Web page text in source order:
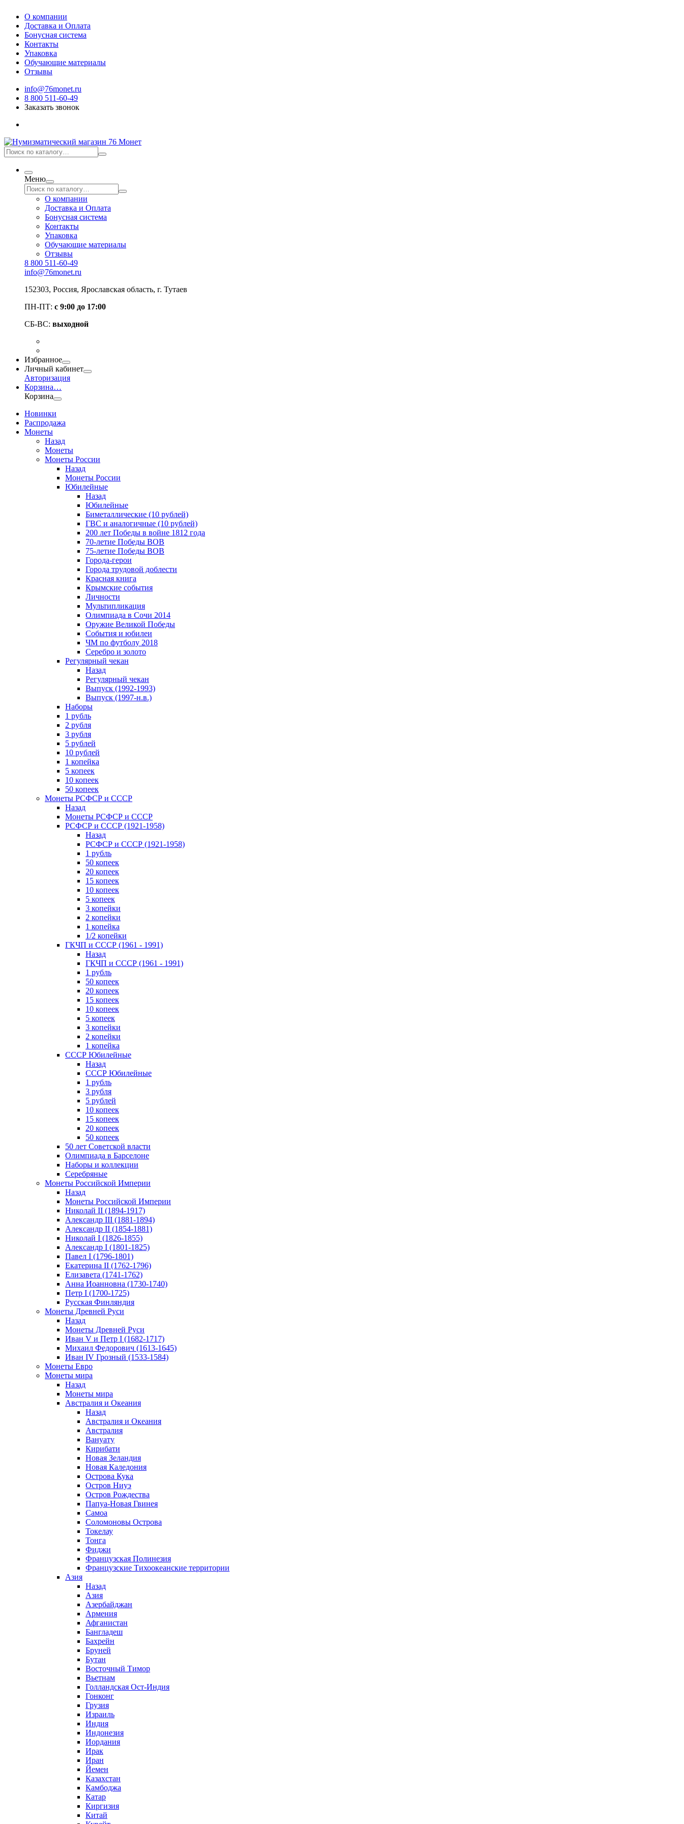
О компании
Доставка и Оплата
Бонусная система
Контакты
Упаковка
Обучающие материалы
Отзывы
info@76monet.ru
8 800 511-60-49
Заказать звонок
Меню
О компании
Доставка и Оплата
Бонусная система
Контакты
Упаковка
Обучающие материалы
Отзывы
8 800 511-60-49
info@76monet.ru
152303, Россия, Ярославская область, г. Тутаев
ПН-ПТ: с 9:00 до 17:00
СБ-ВС: выходной
Избранное
Личный кабинет
Авторизация
Корзина…
Корзина
Новинки
Распродажа
Монеты
Назад
Монеты
Монеты России
Назад
Монеты России
Юбилейные
Назад
Юбилейные
Биметаллические (10 рублей)
ГВС и аналогичные (10 рублей)
200 лет Победы в войне 1812 года
70-летие Победы ВОВ
75-летие Победы ВОВ
Города-герои
Города трудовой доблести
Красная книга
Крымские события
Личности
Мультипликация
Олимпиада в Сочи 2014
Оружие Великой Победы
События и юбилеи
ЧМ по футболу 2018
Серебро и золото
Регулярный чекан
Назад
Регулярный чекан
Выпуск (1992-1993)
Выпуск (1997-н.в.)
Наборы
1 рубль
2 рубля
3 рубля
5 рублей
10 рублей
1 копейка
5 копеек
10 копеек
50 копеек
Монеты РСФСР и СССР
Назад
Монеты РСФСР и СССР
РСФСР и СССР (1921-1958)
Назад
РСФСР и СССР (1921-1958)
1 рубль
50 копеек
20 копеек
15 копеек
10 копеек
5 копеек
3 копейки
2 копейки
1 копейка
1/2 копейки
ГКЧП и СССР (1961 - 1991)
Назад
ГКЧП и СССР (1961 - 1991)
1 рубль
50 копеек
20 копеек
15 копеек
10 копеек
5 копеек
3 копейки
2 копейки
1 копейка
СССР Юбилейные
Назад
СССР Юбилейные
1 рубль
3 рубля
5 рублей
10 копеек
15 копеек
20 копеек
50 копеек
50 лет Советской власти
Олимпиада в Барселоне
Наборы и коллекции
Серебряные
Монеты Российской Империи
Назад
Монеты Российской Империи
Николай II (1894-1917)
Александр III (1881-1894)
Александр II (1854-1881)
Николай I (1826-1855)
Александр I (1801-1825)
Павел I (1796-1801)
Екатерина II (1762-1796)
Елизавета (1741-1762)
Анна Иоанновна (1730-1740)
Петр I (1700-1725)
Русская Финляндия
Монеты Древней Руси
Назад
Монеты Древней Руси
Иван V и Петр I (1682-1717)
Михаил Федорович (1613-1645)
Иван IV Грозный (1533-1584)
Монеты Евро
Монеты мира
Назад
Монеты мира
Австралия и Океания
Назад
Австралия и Океания
Австралия
Вануату
Кирибати
Новая Зеландия
Новая Каледония
Острова Кука
Остров Ниуэ
Остров Рождества
Папуа-Новая Гвинея
Самоа
Соломоновы Острова
Токелау
Тонга
Фиджи
Французская Полинезия
Французские Тихоокеанские территории
Азия
Назад
Азия
Азербайджан
Армения
Афганистан
Бангладеш
Бахрейн
Бруней
Бутан
Восточный Тимор
Вьетнам
Голландская Ост-Индия
Гонконг
Грузия
Израиль
Индия
Индонезия
Иордания
Ирак
Иран
Йемен
Казахстан
Камбоджа
Катар
Киргизия
Китай